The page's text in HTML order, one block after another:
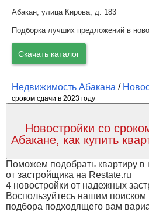
Абакан, улица Кирова, д. 183
Подборка лучших предложений в
Скачать каталог
Недвижимость Абакана /
сроком сдачи в 2023 году
Новостройки со
Абакане, как купить
Поможем подобрать квартиру в
от застройщика на Restate.ru
4 новостройки от надежных
Воспользуйтесь нашим
подбора подходящего вам